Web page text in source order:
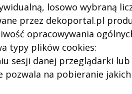
losowo wybraną
przez dekoportal.pl
opracowywania
typy plików cookies:
sesji danej przeglądarki
pozwala na pobieranie